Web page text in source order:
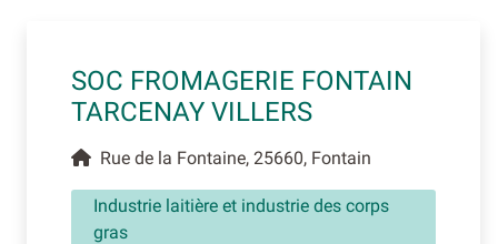
SOC FROMAGERIE FONTAIN
TARCENAY VILLERS
Rue de la Fontaine, 25660, Fontain
Industrie laitière et industrie des corps
gras